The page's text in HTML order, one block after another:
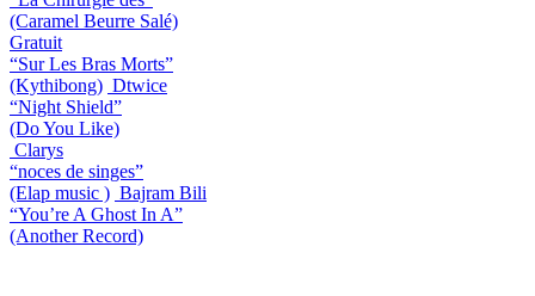
(Caramel Beurre Salé)
Gratuit
“Sur Les Bras Morts”
(Kythibong) Dtwice
“Night Shield”
(Do You Like)
Clarys
“noces de singes”
(Elap music ) Bajram Bili
“You’re A Ghost In A”
(Another Record)